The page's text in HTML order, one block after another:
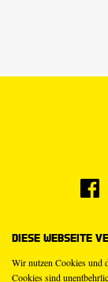
Diese Webseite
Wir nutzen Cookies und
Cookies sind